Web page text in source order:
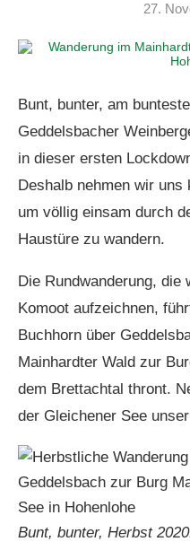
27.
Bunt, bunter, am
Geddelsbacher
in dieser ersten
Deshalb nehmen wir
um völlig einsam durch
Haustüre zu wandern.
Die Rundwanderung, die
Komoot aufzeichnen,
Buchhorn über
Mainhardter Wald zur
dem Brettachtal thront.
der Gleichener See
Bunt, bunter, Herbst